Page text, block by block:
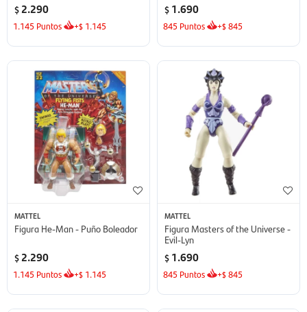
$2.290
1.145 Puntos +$ 1.145
$ 1.690
845 Puntos +$845
MATTEL
Figura He-Man - Puño Boleador
$2.290
1.145 Puntos +$ 1.145
MATTEL
Figura Masters of the Universe -
Evil-Lyn
$ 1.690
845 Puntos +$845